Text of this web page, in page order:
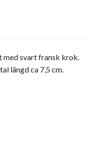
med svart fransk krok.
längd ca 7,5 cm.